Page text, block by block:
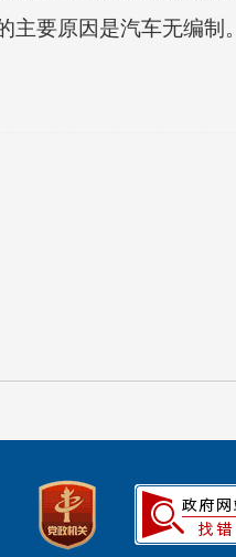
要原因是汽车无编制。